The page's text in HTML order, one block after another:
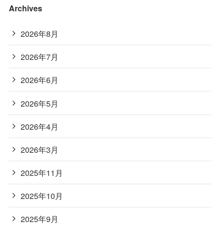
Archives
2026年8月
2026年7月
2026年6月
2026年5月
2026年4月
2026年3月
2025年11月
2025年10月
2025年9月